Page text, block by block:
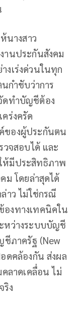
นางสาว
านประกันสังคม
งเร่งด่วนในทุก
กำชับว่าการ
ดทำบัญชีต้อง
ร่งครัด
ของผู้ประกันตน
วจสอบได้ และ
ห้มีประสิทธิภาพ
ม โดยล่าสุดได้
าว ไม่ใช่กรณี
งทางเทคนิคใน
หว่างระบบบัญชี
ภาครัฐ (New
ดคล้องกัน ส่งผล
คลาดเคลื่อน ไม่
ง